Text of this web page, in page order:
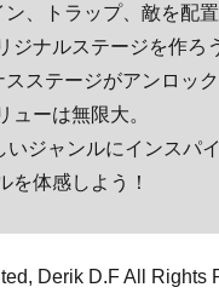
、トラップ、敵を配
ジナルステージを作ろ
ステージがアンロッ
ューは無限大。
いジャンルにインスパ
を体感しよう！
Derik D.F All Rights